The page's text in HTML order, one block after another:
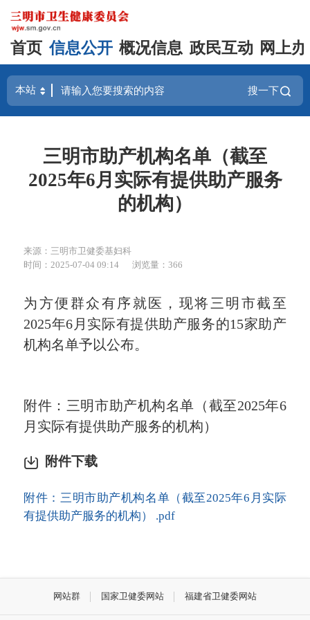
首页 信息公开 概况信息 政民互动 网上
搜一下
三明市助产机构名单（截至
2025年6月实际有提供助产服务
的机构）
来源：三明市卫健委基妇科
时间：2025-07-04 09:14
浏览量：366
为方便群众有序就 医，现将三明市截至
2025年6月实际有提供助产服务的15家助产
机构名单予以公布。
附件：三明市助产机构名单（截至2025年6
月实际有提供助产服务的机构）
附件下载
附件：三明市助产机构名单（截至2025年6月实际
有提供助产服务的机构） .pdf
网站群 国家卫健委网站 福建省卫健委网站